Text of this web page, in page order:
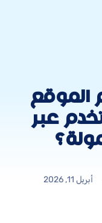
الموقع
عبر
أبريل 11, 2026